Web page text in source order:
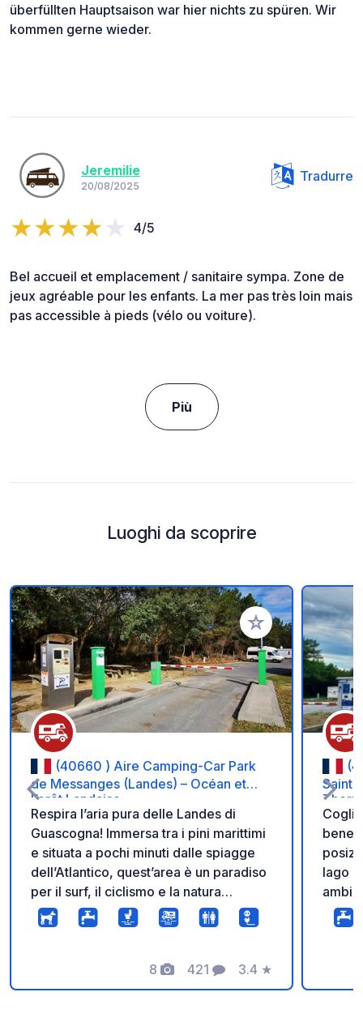
überfüllten Hauptsaison war hier nichts zu spüren. Wir
kommen gerne wieder.
Jeremilie
20/08/2025
Tradurre
4/5
Bel accueil et emplacement / sanitaire sympa. Zone de
jeux agréable pour les enfants. La mer pas très loin mais
pas accessible à pieds (vélo ou voiture).
Più
Luoghi da scoprire
Aggiungi ai tuoi
(40660 ) Aire Camping-Car Park
de Messanges (Landes) – Océan et
Forêt Landaise
Respira l’aria pura delle Landes di
Guascogna! Immersa tra i pini marittimi
e situata a pochi minuti dalle spiagge
dell’Atlantico, quest’area è un paradiso
per il surf, il ciclismo e la natura
selvaggia. Accesso diretto alla
Vélodyssée. Sistemati comodamente in
Wi-Fi gratuito e area di scarico sicura
accessibile 24 ore su 24 tramite
8
Foto
421
Commenti
3.4
Valutazione
★
Saint-
lago
dai